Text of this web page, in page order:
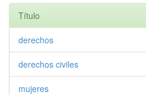
Título
derechos
derechos civiles
mujeres